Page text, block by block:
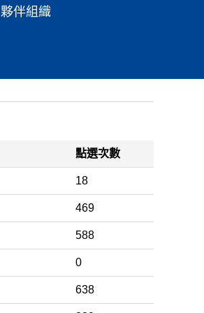
夥伴組織
點選次數
18
469
588
0
638